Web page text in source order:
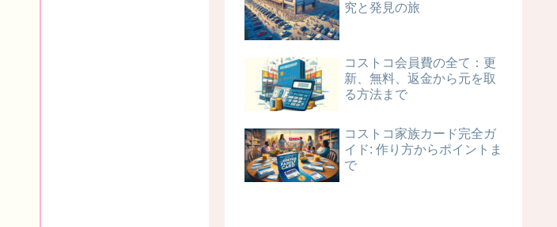
究と発見の旅
コストコ会員費の全て：更
新、無料、返金から元を取
る方法まで
コストコ家族カード完全ガ
イド: 作り方からポイントま
で